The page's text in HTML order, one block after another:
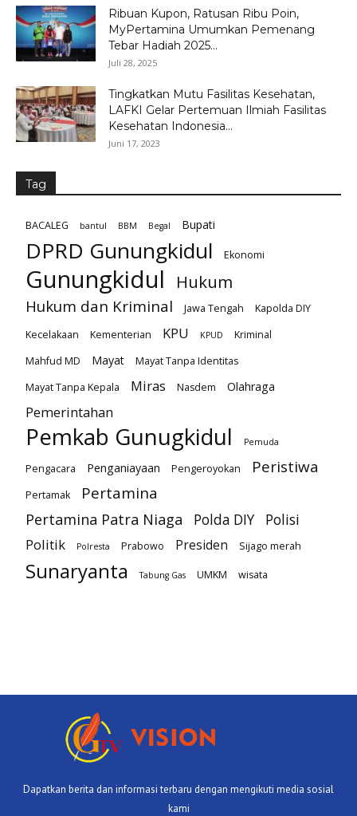
Ribuan Kupon, Ratusan Ribu Poin,
MyPertamina Umumkan Pemenang
Tebar Hadiah 2025...
Juli 28, 2025
Tingkatkan Mutu Fasilitas Kesehatan,
LAFKI Gelar Pertemuan Ilmiah Fasilitas
Kesehatan Indonesia...
Juni 17, 2023
Tag
BACALEG bantul BBM Begal Bupati
DPRD Gunungkidul Ekonomi
Gunungkidul Hukum
Hukum dan Kriminal Jawa Tengah
Kapolda DIY
Kecelakaan
Kementerian KPU KPUD
Kriminal
Mahfud MD
Mayat
Mayat Tanpa Identitas
Mayat Tanpa Kepala
Miras Nasdem Olahraga
Pemerintahan
Pemkab Gunugkidul Pemuda
Pengacara Penganiayaan Pengeroyokan Peristiwa
Pertamak Pertamina
Pertamina Patra Niaga Polda DIY
Polisi
Politik
Polresta Prabowo Presiden Sijago merah
Sunaryanta Tabung Gas UMKM wisata
Dapatkan berita dan informasi terbaru dengan mengikuti media sosial
kami